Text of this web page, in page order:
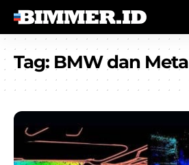
Tag: BMW dan Meta